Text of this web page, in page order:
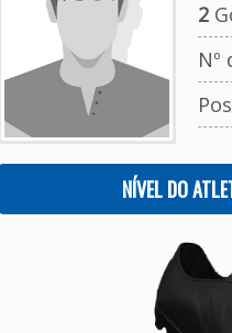
2
Nº
NÍVEL DO